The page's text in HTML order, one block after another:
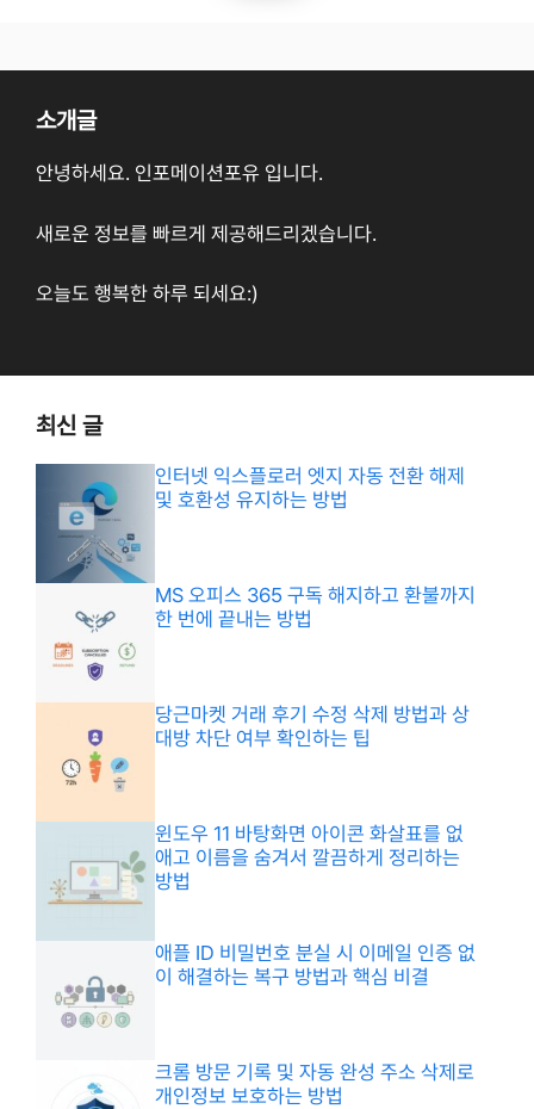
소개글
안녕하세요. 인포메이션포유 입니다.
새로운 정보를 빠르게 제공해드리겠습니다.
오늘도 행복한 하루 되세요:)
최신 글
인터넷 익스플로러 엣지 자동 전환 해제
및 호환성 유지하는 방법
MS 오피스 365 구독 해지하고 환불까지
한 번에 끝내는 방법
당근마켓 거래 후기 수정 삭제 방법과 상
대방 차단 여부 확인하는 팁
윈도우 11 바탕화면 아이콘 화살표를 없
애고 이름을 숨겨서 깔끔하게 정리하는
방법
애플 ID 비밀번호 분실 시 이메일 인증 없
이 해결하는 복구 방법과 핵심 비결
크롬 방문 기록 및 자동 완성 주소 삭제로
개인정보 보호하는 방법